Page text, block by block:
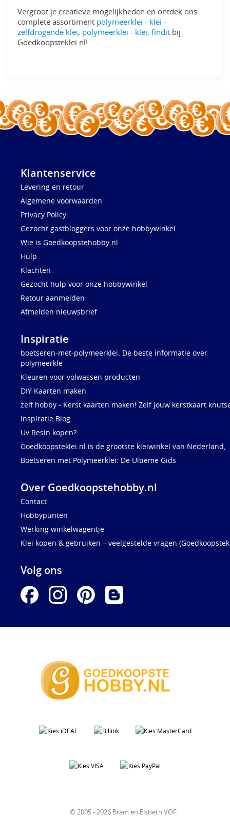
Vergroot je creatieve mogelijkheden en ontdek ons
complete assortiment polymeerklei - klei -
zelfdrogende klei, polymeerklei - klei, findit bij
Goedkoopsteklei.nl!
Klantenservice
Levering en retour
Algemene voorwaarden
Privacy Policy
Gezocht gastbloggers voor onze hobbywinkel
Wie is Goedkoopstehobby.nl
Hulp
Klachten
Gezocht hulp voor onze hobbywinkel
Retour aanmelden
Afmelden nieuwsbrief
Inspiratie
boetseren-met-polymeerklei. De beste informatie over
polymeerkle
Kleuren voor volwassen producten
DIY Kaarten maken
zelf hobby - Kerst kaarten maken! Zelf jouw kerstkaart
Inspiratie Blog
Uv Resin kopen?
Goedkoopsteklei.nl is de grootste kleiwinkel van Nederland,
Boetseren met Polymeerklei: De Ultieme Gids
Over Goedkoopstehobby.nl
Contact
Hobbypunten
Werking winkelwagentje
Klei kopen & gebruiken – veelgestelde vragen
Volg ons
© 2005 - 2026 Bram en Elsbeth VOF